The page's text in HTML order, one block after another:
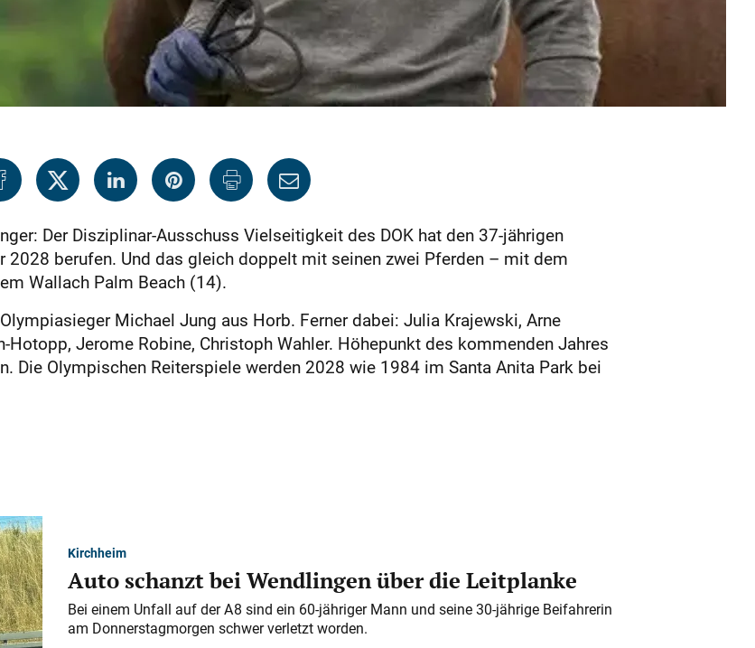
Der Disziplinar-Ausschuss Vielseitigkeit des DOK hat den 37-jährigen
berufen. Und das gleich doppelt mit seinen zwei Pferden – mit dem
Wallach Palm Beach (14).
Michael Jung aus Horb. Ferner dabei: Julia Krajewski, Arne
Hotopp, Jerome Robine, Christoph Wahler. Höhepunkt des kommenden Jahres
Die Olympischen Reiterspiele werden 2028 wie 1984 im Santa Anita Park bei
Kirchheim
Auto schanzt bei Wendlingen über die Leitplanke
Bei einem Unfall auf der A 8 sind ein 60-jähriger Mann und seine 30-jährige Beifahrerin
am Donnerstagmorgen schwer verletzt worden.